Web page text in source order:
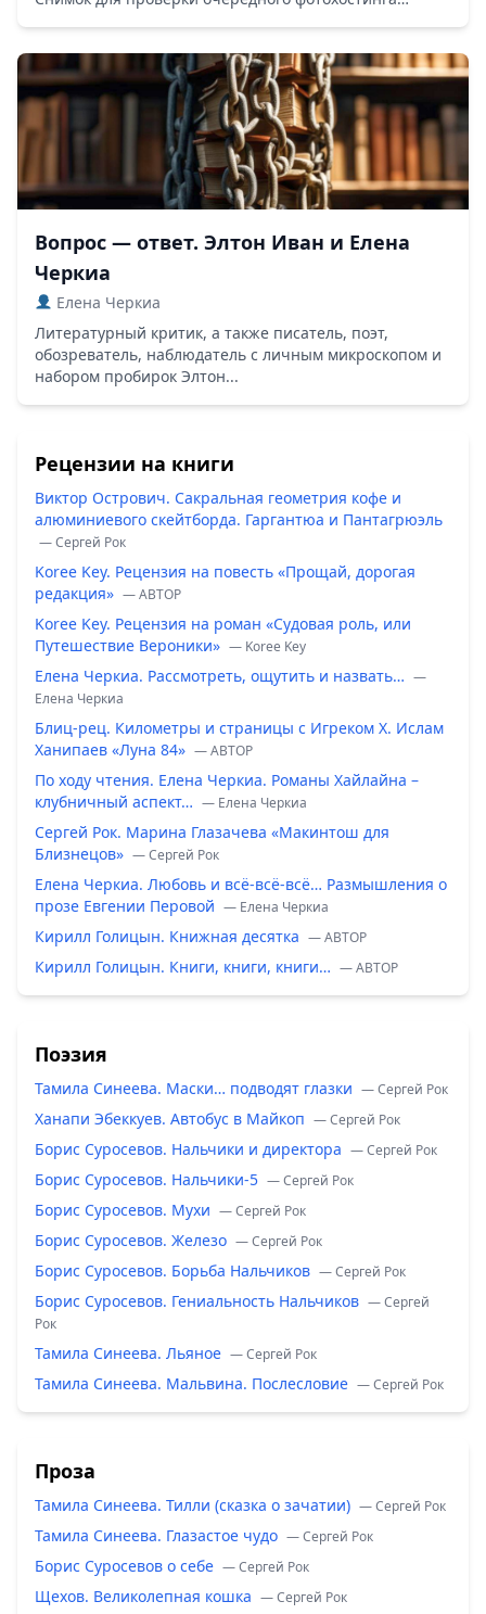
Вопрос — ответ. Элтон Иван и Елена
Черкиа
Елена Черкиа
Литературный критик, а также писатель, поэт,
обозреватель, наблюдатель с личным микроскопом и
набором пробирок Элтон...
Рецензии на книги
Виктор Острович. Сакральная геометрия кофе и
алюминиевого скейтборда. Гаргантюа и Пантагрюэль
— Сергей Рок
Koree Key. Рецензия на повесть «Прощай, дорогая
редакция» — ABTOP
Koree Key. Рецензия на роман «Судовая роль, или
Путешествие Вероники» — Koree Key
Елена Черкиа. Рассмотреть, ощутить и назвать… —
Елена Черкиа
Блиц-рец. Километры и страницы с Игреком Х. Ислам
Ханипаев «Луна 84» — ABTOP
По ходу чтения. Елена Черкиа. Романы Хайлайна –
клубничный аспект… — Елена Черкиа
Сергей Рок. Марина Глазачева «Макинтош для
Близнецов» — Сергей Рок
Елена Черкиа. Любовь и всё-всё-всё… Размышления о
прозе Евгении Перовой — Елена Черкиа
Кирилл Голицын. Книжная десятка — ABTOP
Кирилл Голицын. Книги, книги, книги… — ABTOP
Поэзия
Тамила Синеева. Маски… подводят глазки — Сергей Рок
Ханапи Эбеккуев. Автобус в Майкоп — Сергей Рок
Борис Суросевов. Нальчики и директора — Сергей Рок
Борис Суросевов. Нальчики-5 — Сергей Рок
Борис Суросевов. Мухи — Сергей Рок
Борис Суросевов. Железо — Сергей Рок
Борис Суросевов. Борьба Нальчиков — Сергей Рок
Борис Суросевов. Гениальность Нальчиков — Сергей
Рок
Тамила Синеева. Льяное — Сергей Рок
Тамила Синеева. Мальвина. Послесловие — Сергей Рок
Проза
Тамила Синеева. Тилли (сказка о зачатии) — Сергей Рок
Тамила Синеева. Глазастое чудо — Сергей Рок
Борис Суросевов о себе — Сергей Рок
Щехов. Великолепная кошка — Сергей Рок